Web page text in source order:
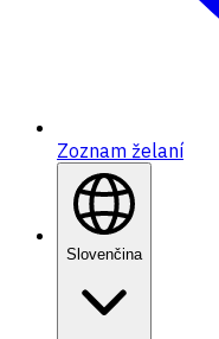
Zoznam želaní
Slovenčina